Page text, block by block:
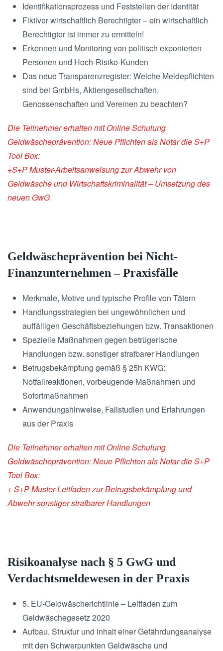
Identifikationsprozess und Feststellen der Identität
Fiktiver wirtschaftlich Berechtigter – ein wirtschaftlich
Berechtigter ist immer zu ermitteln!
Erkennen und Monitoring von politisch exponierten
Personen und Hoch-Risiko-Kunden
Das neue Transparenzregister: Welche Meldepflichten
sind bei GmbHs, Aktiengesellschaften,
Genossenschaften und Vereinen zu beachten?
Die Teilnehmer erhalten mit Online Schulung
Geldwäscheprävention: Neue Pflichten als Notar die S+P
Tool Box:
+S+P Muster-Arbeitsanweisung zur Abwehr von
Geldwäsche und Wirtschaftskriminalität – Umsetzung des
neuen GwG
Geldwäscheprävention bei Nicht-
Finanzunternehmen – Praxisfälle
Merkmale, Motive und typische Profile von Tätern
Handlungsstrategien bei ungewöhnlichen und
auffälligen Geschäftsbeziehungen bzw. Transaktionen
Spezielle Maßnahmen gegen betrügerische
Handlungen bzw. sonstiger strafbarer Handlungen
Betrugsbekämpfung gemäß § 25h KWG:
Notfallreaktionen, vorbeugende Maßnahmen und
Sofortmaßnahmen
Anwendungshinweise, Fallstudien und Erfahrungen
aus der Praxis
Die Teilnehmer erhalten mit Online Schulung
Geldwäscheprävention: Neue Pflichten als Notar die S+P
Tool Box:
+ S+P Muster-Leitfaden zur Betrugsbekämpfung und
Abwehr sonstiger strafbarer Handlungen
Risikoanalyse nach § 5 GwG und
Verdachtsmeldewesen in der Praxis
5. EU-Geldwäscherichtlinie – Leitfaden zum
Geldwäschegesetz 2020
Aufbau, Struktur und Inhalt einer Gefährdungsanalyse
mit den Schwerpunkten Geldwäsche und